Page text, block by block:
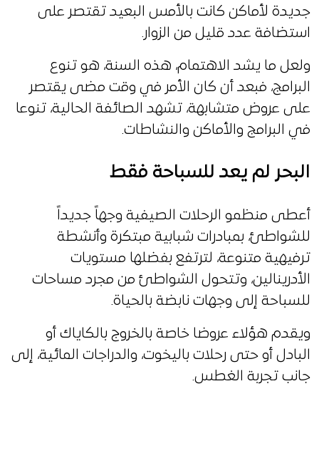
جديدة لأماكن كانت بالأمس البعيد تقتصر على
استضافة عدد قليل من الزوار.
ولعل ما يشد الاهتمام، هذه السنة، هو تنوع
البرامج، فبعد أن كان الأمر في وقت مضى يقتصر
على عروض متشابهة، تشهد الصائفة الحالية، تنوعا
في البرامج والأماكن والنشاطات.
البحر لم يعد للسباحة فقط
أعطى منظمو الرحلات الصيفية وجهاً جديداً
للشواطئ، بمبادرات شبابية مبتكرة وأنشطة
ترفيهية متنوعة، لترتفع بفضلها مستويات
الأدرينالين، وتتحول الشواطئ من مجرد مساحات
للسباحة إلى وجهات نابضة بالحياة.
ويقدم هؤلاء عروضا خاصة بالخروج بالكاياك أو
البادل أو حتى رحلات باليخوت، والدراجات المائية، إلى
جانب تجربة الغطس.